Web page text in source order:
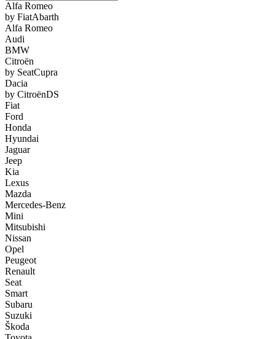
Alfa Romeo
by FiatAbarth
Alfa Romeo
Audi
BMW
Citroën
by SeatCupra
Dacia
by CitroënDS
Fiat
Ford
Honda
Hyundai
Jaguar
Jeep
Kia
Lexus
Mazda
Mercedes-Benz
Mini
Mitsubishi
Nissan
Opel
Peugeot
Renault
Seat
Smart
Subaru
Suzuki
Škoda